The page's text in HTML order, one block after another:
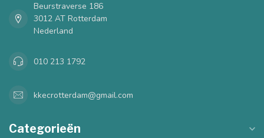
Beurstraverse 186
3012 AT Rotterdam
Nederland
010 213 1792
kkecrotterdam@gmail.com
Categorieën